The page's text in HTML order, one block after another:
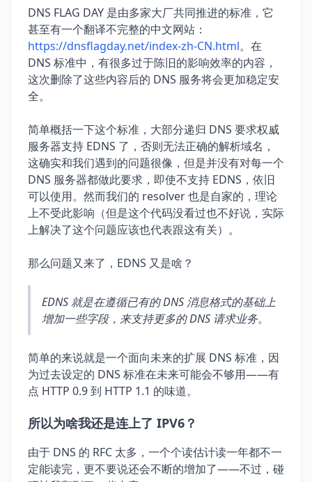
DNS FLAG DAY 是由多家大厂共同推进的标准，它
甚至有一个翻译不完整的中文网站：
https://dnsflagday.net/index-zh-CN.html。在
DNS 标准中，有很多过于陈旧的影响效率的内容，
这次删除了这些内容后的 DNS 服务将会更加稳定安
全。
简单概括一下这个标准，大部分递归 DNS 要求权威
服务器支持 EDNS 了，否则无法正确的解析域名，
这确实和我们遇到的问题很像，但是并没有对每一个
DNS 服务器都做此要求，即使不支持 EDNS，依旧
可以使用。然而我们的 resolver 也是自家的，理论
上不受此影响（但是这个代码没看过也不好说，实际
上解决了这个问题应该也代表跟这有关）。
那么问题又来了，EDNS 又是啥？
EDNS 就是在遵循已有的 DNS 消息格式的基础上
增加一些字段，来支持更多的 DNS 请求业务。
简单的来说就是一个面向未来的扩展 DNS 标准，因
为过去设定的 DNS 标准在未来可能会不够用——有
点 HTTP 0.9 到 HTTP 1.1 的味道。
所以为啥我还是连上了 IPV6？
由于 DNS 的 RFC 太多，一个个读估计读一年都不一
定能读完，更不要说还会不断的增加了——不过，碰